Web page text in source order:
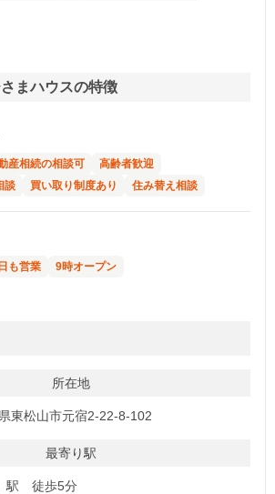
まハウスの特徴
産相続の相談可
高齢者歓迎
談
買い取り制度あり 住み替え相談
も営業 9時オープン
所在地
東松山市元宿2-22-8-102
最寄り駅
駅 徒歩5分